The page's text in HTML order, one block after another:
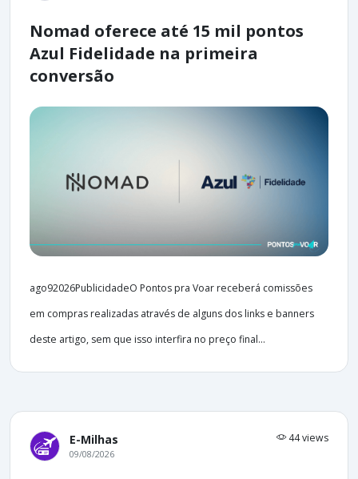
Nomad oferece até 15 mil pontos
Azul Fidelidade na primeira
conversão
ago92026PublicidadeO Pontos pra Voar receberá comissões
em compras realizadas através de alguns dos links e banners
deste artigo, sem que isso interfira no preço final...
E-Milhas 44 views
09/08/2026